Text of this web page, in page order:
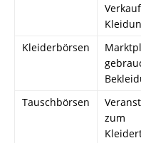
Kleiderbörsen
Tauschbörsen
zum